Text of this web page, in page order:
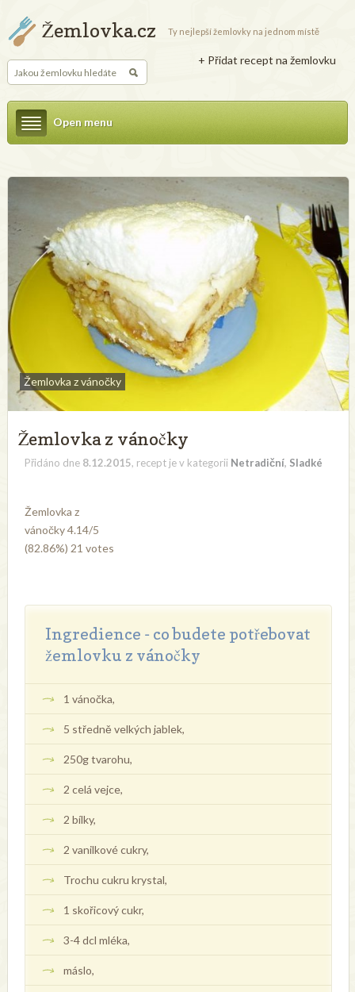
Žemlovka.cz Ty nejlepší žemlovky na jednom místě
+ Přidat recept na žemlovku
Open menu
Žemlovka z vánočky
Žemlovka z vánočky
Přidáno dne 8.12.2015, recept je v kategorii Netradiční, Sladké
Žemlovka z
vánočky 4.14/5
(82.86%) 21 votes
Ingredience - co budete potřebovat
žemlovku z vánočky
1 vánočka,
5 středně velkých jablek,
250g tvarohu,
2 celá vejce,
2 bílky,
2 vanilkové cukry,
Trochu cukru krystal,
1 skořicový cukr,
3-4 dcl mléka,
máslo,